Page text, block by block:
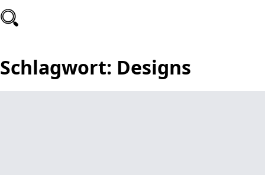
Schlagwort: Designs